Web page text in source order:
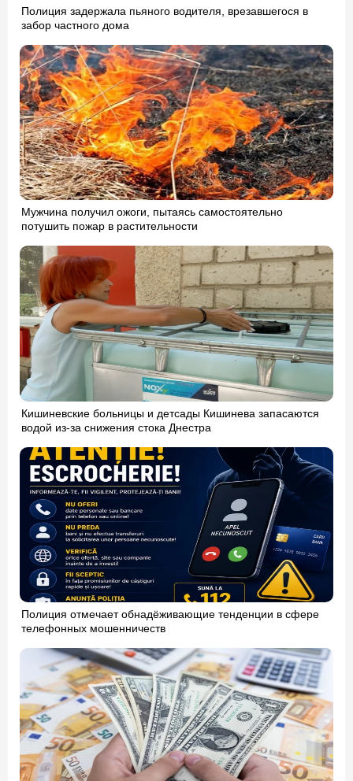
Полиция задержала пьяного водителя, врезавшегося в
забор частного дома
Мужчина получил ожоги, пытаясь самостоятельно
потушить пожар в растительности
Кишиневские больницы и детсады Кишинева запасаются
водой из-за снижения стока Днестра
Полиция отмечает обнадёживающие тенденции в сфере
телефонных мошенничеств